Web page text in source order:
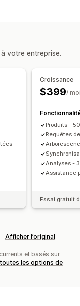
de la recherche Tri
conversions
en temps réel
votre entreprise.
Croissance
$399/
Produits -
Requêtes
Analyses -
Assistance
Essai gratuit
Afficher l’original
et basés sur
les options de